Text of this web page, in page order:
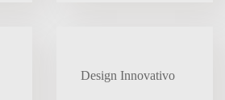
Design Innovativo